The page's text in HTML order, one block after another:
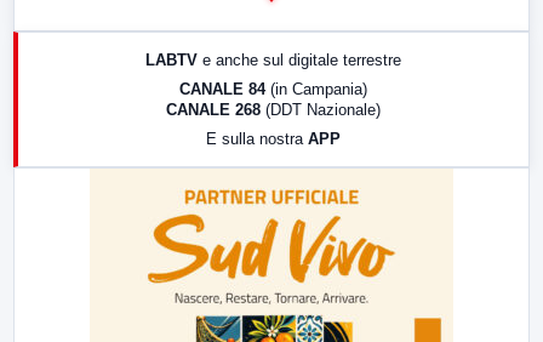
LABTV e anche sul digitale terrestre
CANALE 84 (in Campania)
CANALE 268 (DDT Nazionale)
E sulla nostra APP